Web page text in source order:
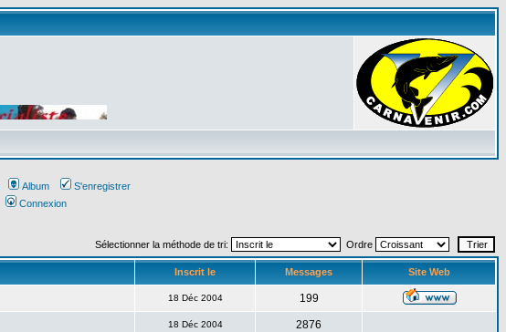
Album
S'enregistrer
Connexion
Sélectionner la méthode de tri: Ordre
Inscrit le Messages Site Web
18 Déc 2004 199
18 Déc 2004 2876